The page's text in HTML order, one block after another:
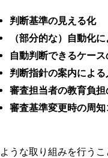
判断基準の見える化
（部分的な）自動化
自動判断できるケー
判断指針の案内によ
審査担当者の教育負担
審査基準変更時の周
うな取り組みを行う